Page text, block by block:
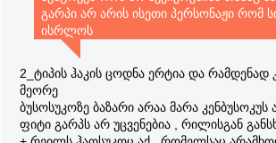
გარპი არ არის ისეთი პერსონაჟი რომ
ისრლოს
2_ტიპის ჰაკის ცოდნა ერტია და
მეორე
ბუსოსუკოზე ბაზარი არაა მარა კენბუსოკუს
ფიტი გარპს არ უცვენებია , რილისგან